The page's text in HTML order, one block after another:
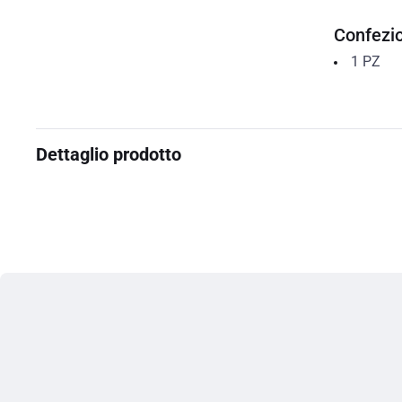
1 PZ
Dettaglio prodotto